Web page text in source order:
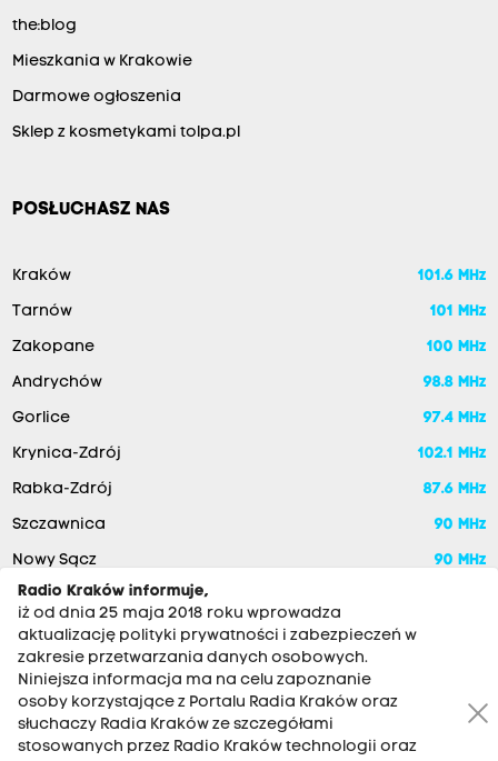
the:blog
Mieszkania w Krakowie
Darmowe ogłoszenia
Sklep z kosmetykami tolpa.pl
POSŁUCHASZ NAS
Kraków 101.6 MHz
Tarnów 101 MHz
Zakopane 100 MHz
Andrychów 98.8 MHz
Gorlice 97.4 MHz
Krynica-Zdrój 102.1 MHz
Rabka-Zdrój 87.6 MHz
Szczawnica 90 MHz
Nowy Sącz 90 MHz
Radio Kraków informuje,
iż od dnia 25 maja 2018 roku wprowadza
aktualizację polityki prywatności i zabezpieczeń w
zakresie przetwarzania danych osobowych.
Niniejsza informacja ma na celu zapoznanie
osoby korzystające z Portalu Radia Kraków oraz
słuchaczy Radia Kraków ze szczegółami
stosowanych przez Radio Kraków technologii oraz